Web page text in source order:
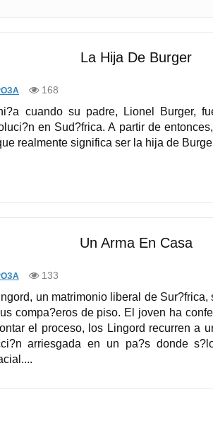
La Hija De Burger
168
cuando su padre, Lionel Burger,
en Sud?frica. A partir de
realmente significa ser la hija de
Un Arma En Casa
133
un matrimonio liberal de
compa?eros de piso. El joven ha
el proceso, los Lingord recurren a
arriesgada en un pa?s donde